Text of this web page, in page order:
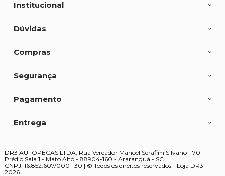
Institucional
Dúvidas
Compras
Segurança
Pagamento
Entrega
DR3 AUTOPECAS LTDA, Rua Vereador Manoel Serafim Silvano - 70 -
Prédio Sala 1 - Mato Alto - 88904-160 - Araranguá - SC
CNPJ: 16.852.607/0001-30 | © Todos os direitos reservados - Loja DR3 -
2026